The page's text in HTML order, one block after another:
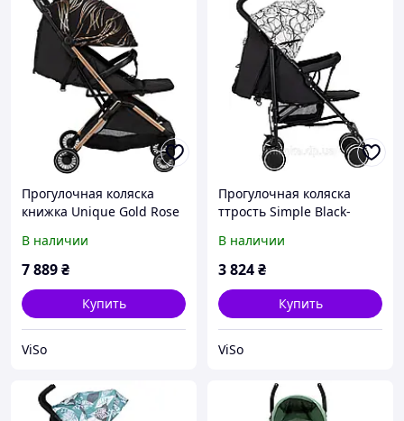
Прогулочная коляска
книжка Unique Gold Rose
складывание
В наличии
7 889₴
Купить
ViSo
Прогулочная коляска
ттрость Simple Black-
В наличии
3 824₴
Купить
ViSo